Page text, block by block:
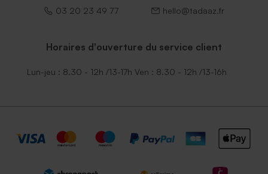
03 20 23 49 77 hello@tadaaz.fr
Horaires d'ouverture du service client
Lun-jeu : 8.30 - 12h /13-17h Ven : 8.30 - 12h /13-16h